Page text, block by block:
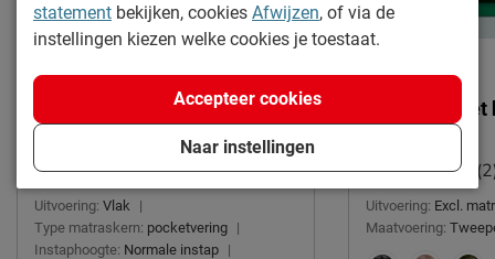
Boxspring Round vlak met
gestoffeerd matras
(2)
Uitvoering: Vlak
|
Type matraskern: pocketvering |
Instaphoogte: Normale instap |
Bed Luxe
Uitvoering: Excl.
Maatvoering:
statement bekijken, cookies Afwijzen, of via de
instellingen kiezen welke cookies je toestaat.
Naar instellingen
Accepteer cookies